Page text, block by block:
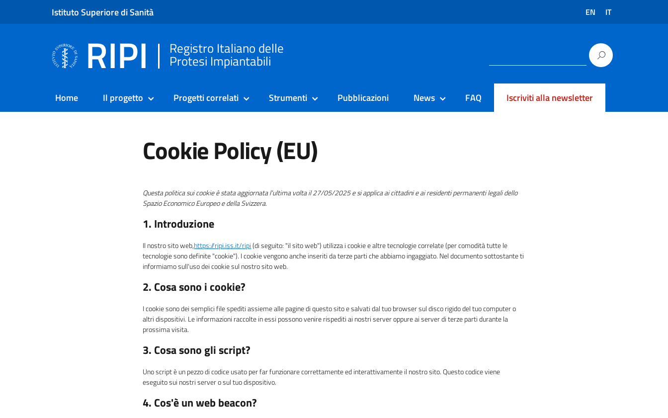
Istituto Superiore di Sanità EN IT
RIPI Registro Italiano delle
Protesi Impiantabili
Home Il progetto Progetti correlati Strumenti Pubblicazioni News FAQ Iscriviti alla newsletter
Cookie Policy (EU)
Questa politica sui cookie è stata aggiornata l'ultima volta il 27/05/2025 e si applica ai cittadini e ai residenti permanenti legali dello
Spazio Economico Europeo e della Svizzera.
1. Introduzione
Il nostro sito web,https://ripi.iss.it/ripi(di seguito: "il sito web") utilizza i cookie e altre tecnologie correlate (per comodità tutte le
tecnologie sono definite "cookie"). I cookie vengono anche inseriti da terze parti che abbiamo ingaggiato. Nel documento sottostante ti
informiamo sull'uso dei cookie sul nostro sito web.
2. Cosa sono i cookie?
I cookie sono dei semplici file spediti assieme alle pagine di questo sito e salvati dal tuo browser sul disco rigido del tuo computer o
altri dispositivi. Le informazioni raccolte in essi possono venire rispediti ai nostri server oppure ai server di terze parti durante la
prossima visita.
3. Cosa sono gli script?
Uno script è un pezzo di codice usato per far funzionare correttamente ed interattivamente il nostro sito. Questo codice viene
eseguito sui nostri server o sul tuo dispositivo.
4. Cos'è un web beacon?